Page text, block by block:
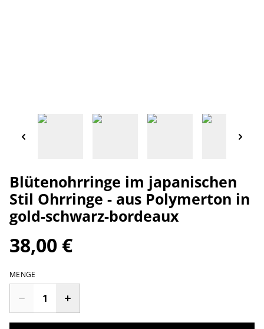
Blütenohrringe im japanischen
Stil Ohrringe - aus Polymerton in
gold-schwarz-bordeaux
38,00 €
MENGE